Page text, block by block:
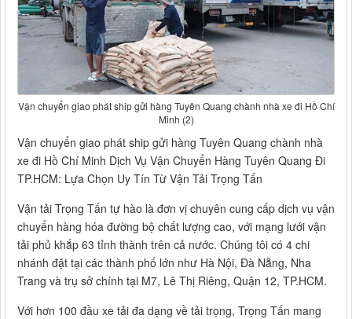
Vận chuyển giao phát ship gửi hàng Tuyên Quang chành nhà xe đi Hồ Chí
Minh (2)
Vận chuyển giao phát ship gửi hàng Tuyên Quang chành nhà
xe đi Hồ Chí Minh Dịch Vụ Vận Chuyển Hàng Tuyên Quang Đi
TP.HCM: Lựa Chọn Uy Tín Từ Vận Tải Trọng Tấn
Vận tải Trọng Tấn tự hào là đơn vị chuyên cung cấp dịch vụ vận
chuyển hàng hóa đường bộ chất lượng cao, với mạng lưới vận
tải phủ khắp 63 tỉnh thành trên cả nước. Chúng tôi có 4 chi
nhánh đặt tại các thành phố lớn như Hà Nội, Đà Nẵng, Nha
Trang và trụ sở chính tại M7, Lê Thị Riêng, Quận 12, TP.HCM.
Với hơn 100 đầu xe tải đa dạng về tải trọng, Trọng Tấn mang